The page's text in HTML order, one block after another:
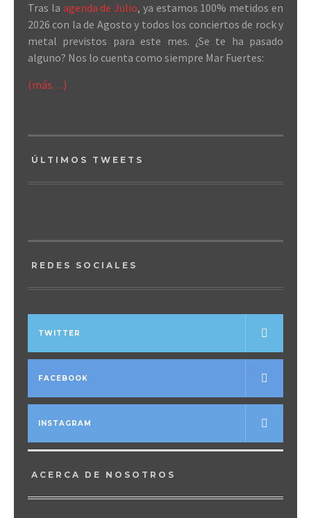
Tras la agenda de Julio, ya estamos 100% metidos en
2026 con la de Agosto y todos los conciertos de rock y
metal previstos para este mes. ¿Se te ha pasado
alguno? Nos lo cuenta como siempre Mar Fuertes:
(más…)
ÚLTIMOS TWEETS
REDES SOCIALES
TWITTER
FACEBOOK
INSTAGRAM
ACERCA DE NOSOTROS